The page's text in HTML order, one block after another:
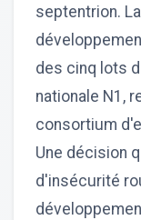
septentrion.
des cinq lots
nationale N1,
consortium
Une décision
d'insécurité